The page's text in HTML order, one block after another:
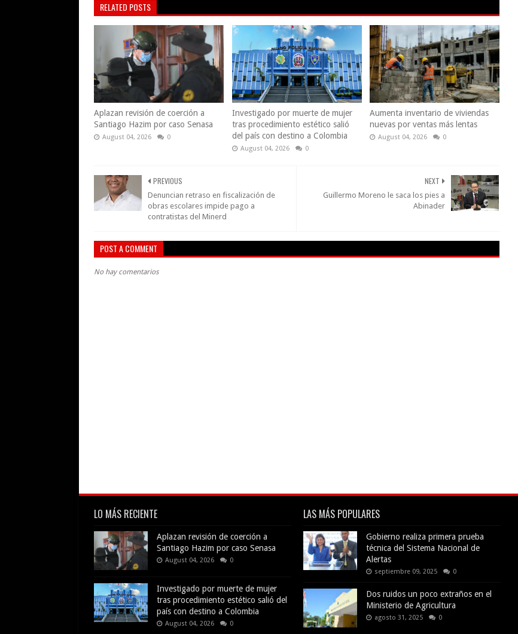
RELATED POSTS
Aplazan revisión de coerción a
Santiago Hazim por caso Senasa
August 04, 2026 0
Investigado por muerte de mujer
tras procedimiento estético salió
del país con destino a Colombia
August 04, 2026 0
Aumenta inventario de viviendas
nuevas por ventas más lentas
August 04, 2026 0
NEXT
Guillermo Moreno le saca los pies a
Abinader
PREVIOUS
Denuncian retraso en fiscalización de
obras escolares impide pago a
contratistas del Minerd
POST A COMMENT
No hay comentarios
LO MÁS RECIENTE
Aplazan revisión de coerción a
Santiago Hazim por caso Senasa
August 04, 2026 0
Investigado por muerte de mujer
tras procedimiento estético salió del
país con destino a Colombia
August 04, 2026 0
LAS MÁS POPULARES
Gobierno realiza primera prueba
técnica del Sistema Nacional de
Alertas
septiembre 09, 2025 0
Dos ruidos un poco extraños en el
Ministerio de Agricultura
agosto 31, 2025 0